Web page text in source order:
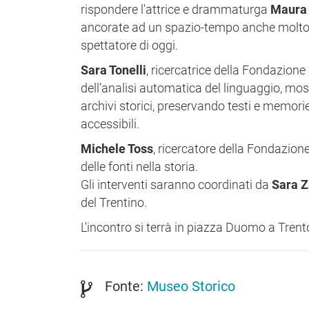
rispondere l'attrice e drammaturga
ancorate ad un spazio-tempo anche
spettatore di oggi.
Sara Tonelli, ricercatrice della
dell’analisi automatica del linguaggio,
archivi storici, preservando testi e
accessibili.
Michele Toss, ricercatore della
delle fonti nella storia.
Gli interventi saranno coordinati da Sara
del Trentino.
L'incontro si terrà in piazza Duomo a
Fonte: Museo Storico